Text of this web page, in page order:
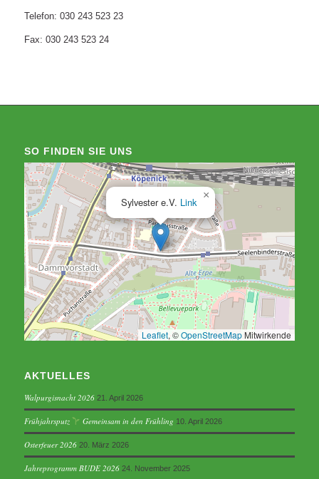
Telefon: 030 243 523 23
Fax: 030 243 523 24
SO FINDEN SIE UNS
Sylvester e.V. Link
×
Leaflet, ©OpenStreetMapMitwirkende
AKTUELLES
Walpurgisnacht 2026 21. April 2026
Frühjahrsputz Gemeinsam in den Frühling 10. April 2026
Osterfeuer 2026 20. März 2026
Jahreprogramm BUDE 2026 24. November 2025